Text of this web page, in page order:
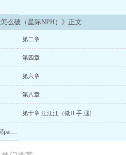
怎么破（星际NPH）》正文
第二章
第四章
第六章
第八章
第十章 汪汪汪（微H 手 腿）
无责任脑dong番外 医务室水煎 樊邱part（高H）